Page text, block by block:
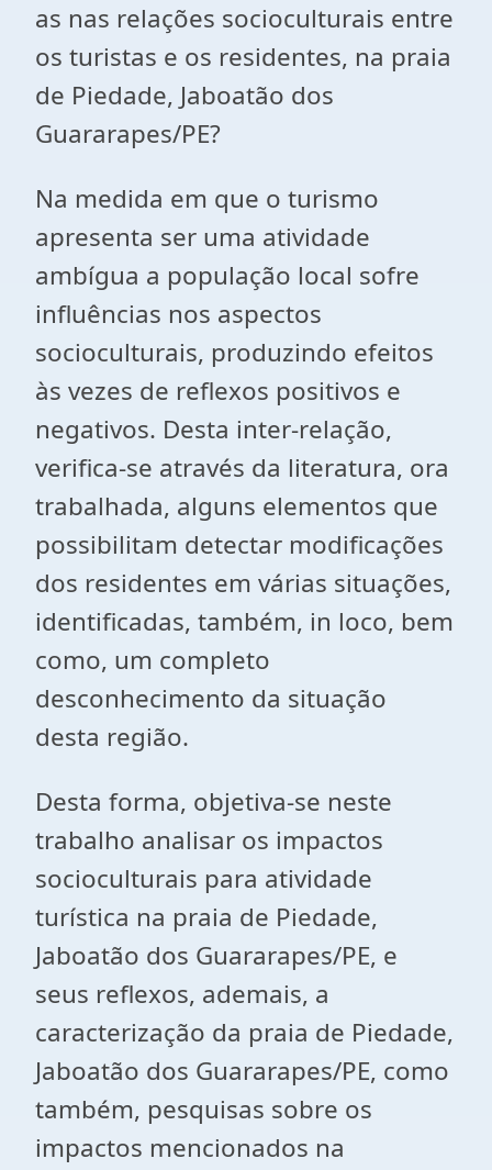
as nas relações socioculturais entre
os turistas e os residentes, na praia
de Piedade, Jaboatão dos
Guararapes/PE?
Na medida em que o turismo
apresenta ser uma atividade
ambígua a população local sofre
influências nos aspectos
socioculturais, produzindo efeitos
às vezes de reflexos positivos e
negativos. Desta inter-relação,
verifica-se através da literatura, ora
trabalhada, alguns elementos que
possibilitam detectar modificações
dos residentes em várias situações,
identificadas, também, in loco, bem
como, um completo
desconhecimento da situação
desta região.
Desta forma, objetiva-se neste
trabalho analisar os impactos
socioculturais para atividade
turística na praia de Piedade,
Jaboatão dos Guararapes/PE, e
seus reflexos, ademais, a
caracterização da praia de Piedade,
Jaboatão dos Guararapes/PE, como
também, pesquisas sobre os
impactos mencionados na